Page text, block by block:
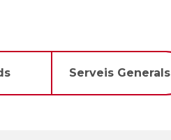
Serveis Generals